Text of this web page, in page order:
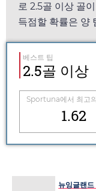
로 2.5골 이상 골
득점할 확률은 양
베스트 팁
2.5골 이상
Sportuna에서 최고
1.62
뉴잉글랜